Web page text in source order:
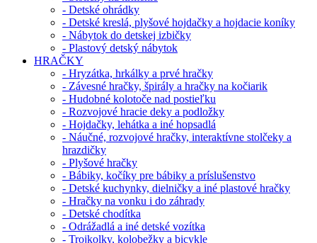
- Detské ohrádky
- Detské kreslá, plyšové hojdačky a hojdacie koníky
- Nábytok do detskej izbičky
- Plastový detský nábytok
HRAČKY
- Hryzátka, hrkálky a prvé hračky
- Závesné hračky, špirály a hračky na kočiarik
- Hudobné kolotoče nad postieľku
- Rozvojové hracie deky a podložky
- Hojdačky, lehátka a iné hopsadlá
- Náučné, rozvojové hračky, interaktívne stolčeky a
hrazdičky
- Plyšové hračky
- Bábiky, kočíky pre bábiky a príslušenstvo
- Detské kuchynky, dielničky a iné plastové hračky
- Hračky na vonku i do záhrady
- Detské chodítka
- Odrážadlá a iné detské vozítka
- Trojkolky, kolobežky a bicykle